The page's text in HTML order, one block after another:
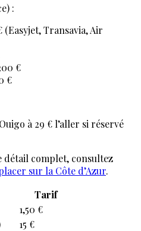
:
(Easyjet, Transavia, Air
€
€
à 29 € l’aller si réservé
détail complet, consultez
sur la Côte d’Azur.
Tarif
1,50 €
15 €